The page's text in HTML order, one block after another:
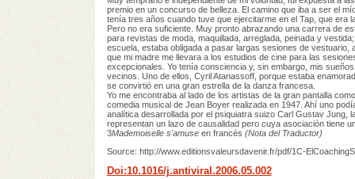
premio en un concurso de belleza. El camino que iba a ser el
tenía tres años cuando tuve que ejercitarme en el Tap, que era
Pero no era suficiente. Muy pronto abrazando una carrera de
para revistas de moda, maquillada, arreglada, peinada y
escuela, estaba obligada a pasar largas sesiones de
que mi madre me llevara a los estudios de cine para las
excepcionales. Yo tenía consciencia y, sin embargo, mis
vecinos. Uno de ellos, Cyril Atanassoff, porque estaba
se convirtió en una gran estrella de la danza francesa.
Yo me encontraba al lado de los artistas de la gran pantalla
comedia musical de Jean Boyer realizada en 1947. Ahí uno
analítica desarrollada por el psiquiatra suizo Carl Gustav Jung,
representan un lazo de causalidad pero cuya asociación tiene
3Mademoiselle s'amuse en francés (Nota del Traductor)
Source: http://www.editionsvaleursdavenir.fr/pdf/1C-
Doi:10.1016/j.antiviral.2006.05.002